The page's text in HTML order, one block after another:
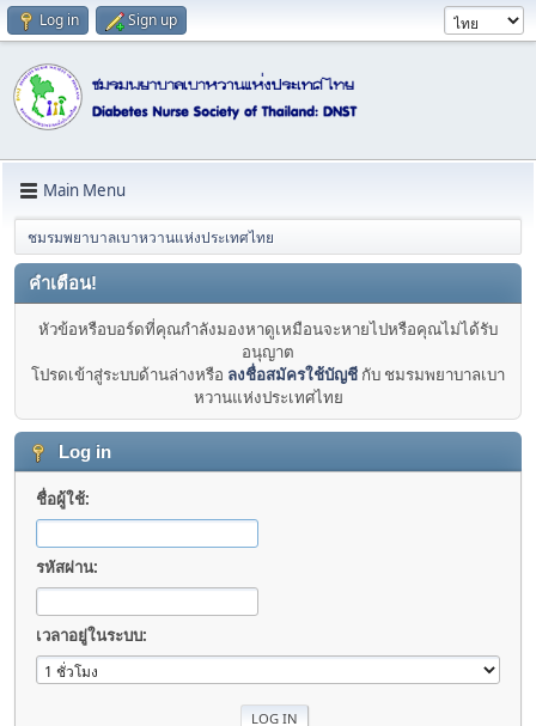
Log in Sign up
Main Menu
ชมรมพยาบาลเบาหวานแห่งประเทศไทย
คำเตือน!
หัวข้อหรือบอร์ดที่คุณกำลังมองหาดูเหมือนจะหายไปหรือคุณไม่ได้รับ
อนุญาต
โปรดเข้าสู่ระบบด้านล่างหรือ ลงชื่อสมัครใช้บัญชี กับ ชมรมพยาบาลเบา
หวานแห่งประเทศไทย
Log in
ชื่อผู้ใช้:
รหัสผ่าน:
เวลาอยู่ในระบบ: